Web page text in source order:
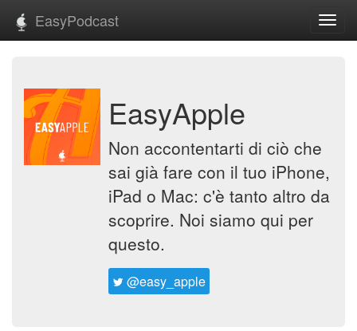
EasyPodcast
EasyApple
Non accontentarti di ciò che
sai già fare con il tuo iPhone,
iPad o Mac: c'è tanto altro da
scoprire. Noi siamo qui per
questo.
@easy_apple